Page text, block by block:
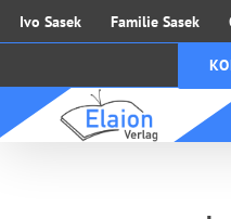
Zum
Inhalt
Ivo Sasek Familie Sasek